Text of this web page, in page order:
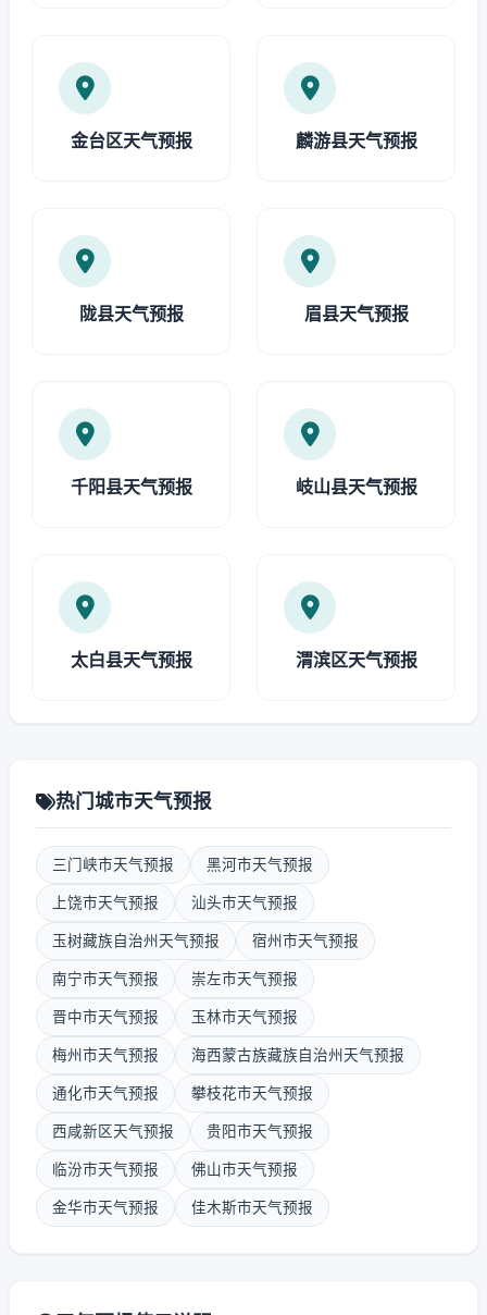
金台区天气预报 麟游县天气预报
陇县天气预报 眉县天气预报
千阳县天气预报 岐山县天气预报
太白县天气预报 渭滨区天气预报
热门城市天气预报
三门峡市天气预报 黑河市天气预报
上饶市天气预报 汕头市天气预报
玉树藏族自治州天气预报 宿州市天气预报
南宁市天气预报 崇左市天气预报
晋中市天气预报 玉林市天气预报
梅州市天气预报 海西蒙古族藏族自治州天气预报
通化市天气预报 攀枝花市天气预报
西咸新区天气预报 贵阳市天气预报
临汾市天气预报 佛山市天气预报
金华市天气预报 佳木斯市天气预报